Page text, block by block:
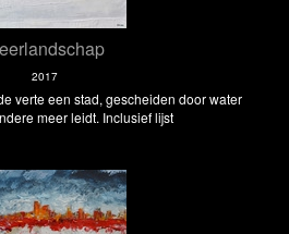
2017
verte een stad, gescheiden door water
meer leidt. Inclusief lijst